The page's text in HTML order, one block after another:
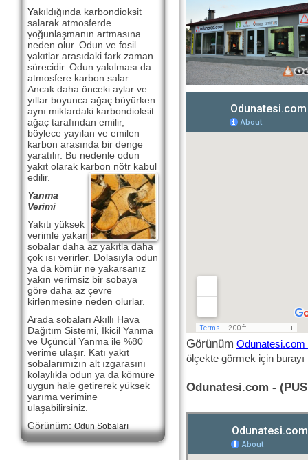
Yakıldığında karbondioksit
salarak atmosferde
yoğunlaşmanın artmasına
neden olur. Odun ve fosil
yakıtlar arasıdaki fark zaman
sürecidir. Odun yakılması da
atmosfere karbon salar.
Ancak daha önceki aylar ve
yıllar boyunca ağaç büyürken
aynı miktardaki karbondioksit
ağaç tarafından emilir,
böylece yayılan ve emilen
karbon arasında bir denge
yaratılır. Bu nedenle odun
yakıt olarak karbon nötr kabul
edilir.
Yanma
Verimi
Yakıtı yüksek
verimle yakan
sobalar daha az yakıtla daha
çok ısı verirler. Dolasıyla odun
ya da kömür ne yakarsanız
yakın verimsiz bir sobaya
göre daha az çevre
kirlenmesine neden olurlar.
Arada sobaları Akıllı Hava
Dağıtım Sistemi, İkicil Yanma
ve Üçüncül Yanma ile %80
verime ulaşır. Katı yakıt
sobalarımızın alt ızgarasını
kolaylıkla odun ya da kömüre
uygun hale getirerek yüksek
yarıma verimine
ulaşabilirsiniz.
Görünüm: Odun Sobaları
Görünüm
ölçekte görmek için burayı
Odunatesi.com -